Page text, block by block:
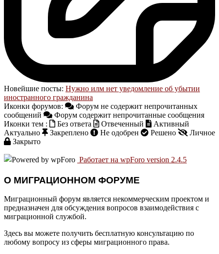
Новейшие посты: Нужно илм нет уведомление об убытии
иностранного гражданина
Иконки форумов:
Форум не содержит непрочитанных
сообщений
Форум содержит непрочитанные сообщения
Иконки тем :
Без ответа Отвеченный
Активный
Актуально
Закреплено Не одобрен Решено
Личное
Закрыто
Работает на wpForo version 2.4.5
О МИГРАЦИОННОМ ФОРУМЕ
Миграционный форум является некоммерческим проектом и
предназначен для обсуждения вопросов взаимодействия с
миграционной службой.
Здесь вы можете получить бесплатную консультацию по
любому вопросу из сферы миграционного права.